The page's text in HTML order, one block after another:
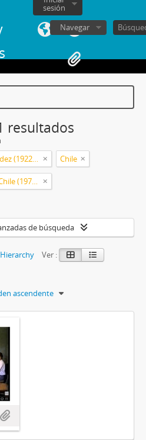
sesión
Navegar
resultados
Washington Carrasco Fernández (1922-2021) Chile
Junta Militar de Gobierno de Chile (1973-1990)
de búsqueda
Hierarchy
Ver :
ascendente